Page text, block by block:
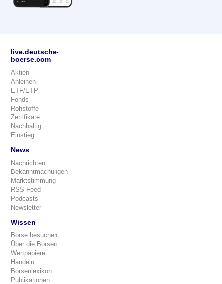
live.deutsche-
boerse.com
Aktien
Anleihen
ETF/ETP
Fonds
Rohstoffe
Zertifikate
Nachhaltig
Einstieg
News
Nachrichten
Bekanntmachungen
Marktstimmung
RSS-Feed
Podcasts
Newsletter
Wissen
Börse besuchen
Über die Börsen
Wertpapiere
Handeln
Börsenlexikon
Publikationen